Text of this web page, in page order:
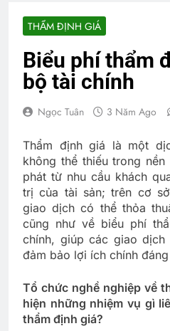
THẨM ĐỊNH GIÁ
Biểu phí thẩm
bộ tài chính
Ngọc Tuân 3 Năm Ago
Thẩm định giá là một
không thể thiếu trong
phát từ nhu cầu khách
trị của tài sản; trên cơ
giao dịch có thể thỏa
cũng như về biểu phí
chính, giúp các giao
đảm bảo lợi ích chính
Tổ chức nghề nghiệp về
hiện những nhiệm vụ gì
thẩm định giá?